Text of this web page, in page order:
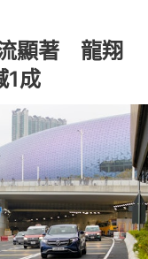
顯著 龍翔
1成